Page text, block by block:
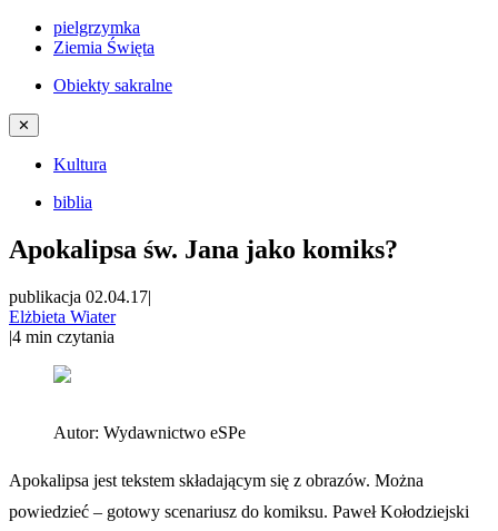
pielgrzymka
Ziemia Święta
Obiekty sakralne
✕
Kultura
biblia
Apokalipsa św. Jana jako komiks?
publikacja 02.04.17|
Elżbieta Wiater
|4 min czytania
Autor: Wydawnictwo eSPe
Apokalipsa jest tekstem składającym się z obrazów. Można
powiedzieć – gotowy scenariusz do komiksu. Paweł Kołodziejski